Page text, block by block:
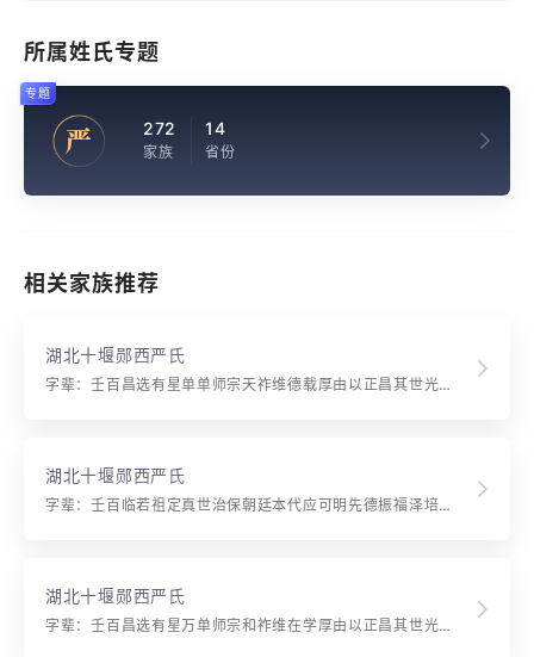
所属姓氏专题
严 272
家族
14
省份
专题
相关家族推荐
湖北十堰郧西严氏
字辈：壬百昌选有星单单师宗天祚维德载厚由以正昌其世光祖作纯修广毓英 福泽培基厚 纯修广毓英 华耀嘉惠久 泰运庆升恒 敦善昭富贵 良训奉玉金 吉祥怡秀远 群雄创乾坤
湖北十堰郧西严氏
字辈：壬百临若祖定真世治保朝廷本代应可明先德振福泽培基厚纯修广毓英 福泽培基厚 纯修广毓英 华耀嘉惠久 泰运庆升恒 敦善昭富贵 良训奉玉金 吉祥怡秀远 群雄创乾坤
湖北十堰郧西严氏
字辈：壬百昌选有星万单师宗和祚维在学厚由以正昌其世光祖作纯修广毓英 福泽培基厚 纯修广毓英 华耀嘉惠久 泰运庆升恒 敦善昭富贵 良训奉玉金 吉祥怡秀远 群雄创乾坤